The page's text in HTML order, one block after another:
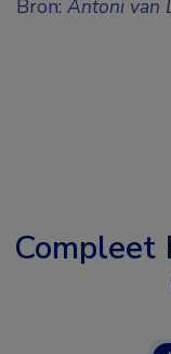
Bron: Antoni van
Compleet